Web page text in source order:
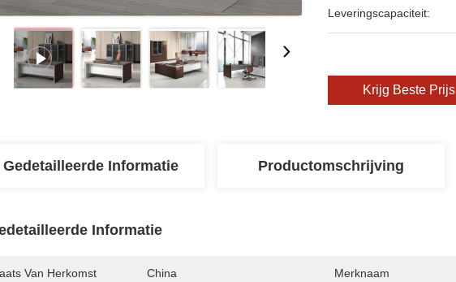
Leveringscapaciteit:
Krijg Beste Prijs
Gedetailleerde Informatie Productomschrijving
Informatie
Van Herkomst China Merknaam